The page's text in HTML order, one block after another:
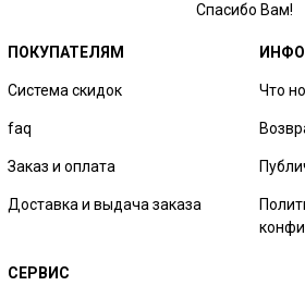
Спасибо Вам!
ПОКУПАТЕЛЯМ
Система скидок
faq
Заказ и оплата
Доставка и выдача заказа
Что
СЕРВИС